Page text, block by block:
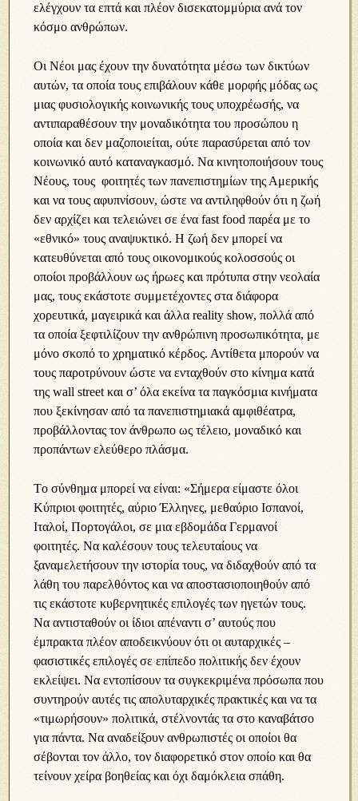
ελέγχουν τα επτά και πλέον δισεκατομμύρια ανά τον
κόσμο ανθρώπων.
Οι Νέοι μας έχουν την δυνατότητα μέσω των δικτύων
αυτών, τα οποία τους επιβάλουν κάθε μορφής μόδας ως
μιας φυσιολογικής κοινωνικής τους υποχρέωσής, να
αντιπαραθέσουν την μοναδικότητα του προσώπου η
οποία και δεν μαζοποιείται, ούτε παρασύρεται από τον
κοινωνικό αυτό καταναγκασμό. Να κινητοποιήσουν τους
Νέους, τους φοιτητές των πανεπιστημίων της Αμερικής
και να τους αφυπνίσουν, ώστε να αντιληφθούν ότι η ζωή
δεν αρχίζει και τελειώνει σε ένα fast food παρέα με το
«εθνικό» τους αναψυκτικό. Η ζωή δεν μπορεί να
κατευθύνεται από τους οικονομικούς κολοσσούς οι
οποίοι προβάλλουν ως ήρωες και πρότυπα στην νεολαία
μας, τους εκάστοτε συμμετέχοντες στα διάφορα
χορευτικά, μαγειρικά και άλλα reality show, πολλά από
τα οποία ξεφτιλίζουν την ανθρώπινη προσωπικότητα, με
μόνο σκοπό το χρηματικό κέρδος. Αντίθετα μπορούν να
τους παροτρύνουν ώστε να ενταχθούν στο κίνημα κατά
της wall street και σ’ όλα εκείνα τα παγκόσμια κινήματα
που ξεκίνησαν από τα πανεπιστημιακά αμφιθέατρα,
προβάλλοντας τον άνθρωπο ως τέλειο, μοναδικό και
προπάντων ελεύθερο πλάσμα.
Τo σύνθημα μπορεί να είναι: «Σήμερα είμαστε όλοι
Κύπριοι φοιτητές, αύριο Έλληνες, μεθαύριο Ισπανοί,
Ιταλοί, Πορτογάλοι, σε μια εβδομάδα Γερμανοί
φοιτητές. Να καλέσουν τους τελευταίους να
ξαναμελετήσουν την ιστορία τους, να διδαχθούν από τα
λάθη του παρελθόντος και να αποστασιοποιηθούν από
τις εκάστοτε κυβερνητικές επιλογές των ηγετών τους.
Να αντισταθούν οι ίδιοι απέναντι σ’ αυτούς που
έμπρακτα πλέον αποδεικνύουν ότι οι αυταρχικές –
φασιστικές επιλογές σε επίπεδο πολιτικής δεν έχουν
εκλείψει. Να εντοπίσουν τα συγκεκριμένα πρόσωπα που
συντηρούν αυτές τις απολυταρχικές πρακτικές και να τα
«τιμωρήσουν» πολιτικά, στέλνοντάς τα στο καναβάτσο
για πάντα. Να αναδείξουν ανθρωπιστές οι οποίοι θα
σέβονται τον άλλο, τον διαφορετικό στον οποίο και θα
τείνουν χείρα βοηθείας και όχι δαμόκλεια σπάθη.